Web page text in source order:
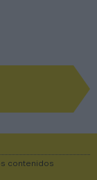
contenidos